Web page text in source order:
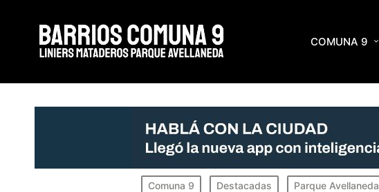
COMUNA 9
Portada» Chacra de los Remedios Programación próximo fin de semana
Publicado
Comuna 9 Destacadas Parque Avellaneda